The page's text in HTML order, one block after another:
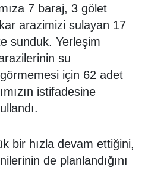
7 baraj, 3 gölet
arazimizi sulayan 17
sunduk. Yerleşim
su
için 62 adet
istifadesine
bir hızla devam ettiğini,
de planlandığını